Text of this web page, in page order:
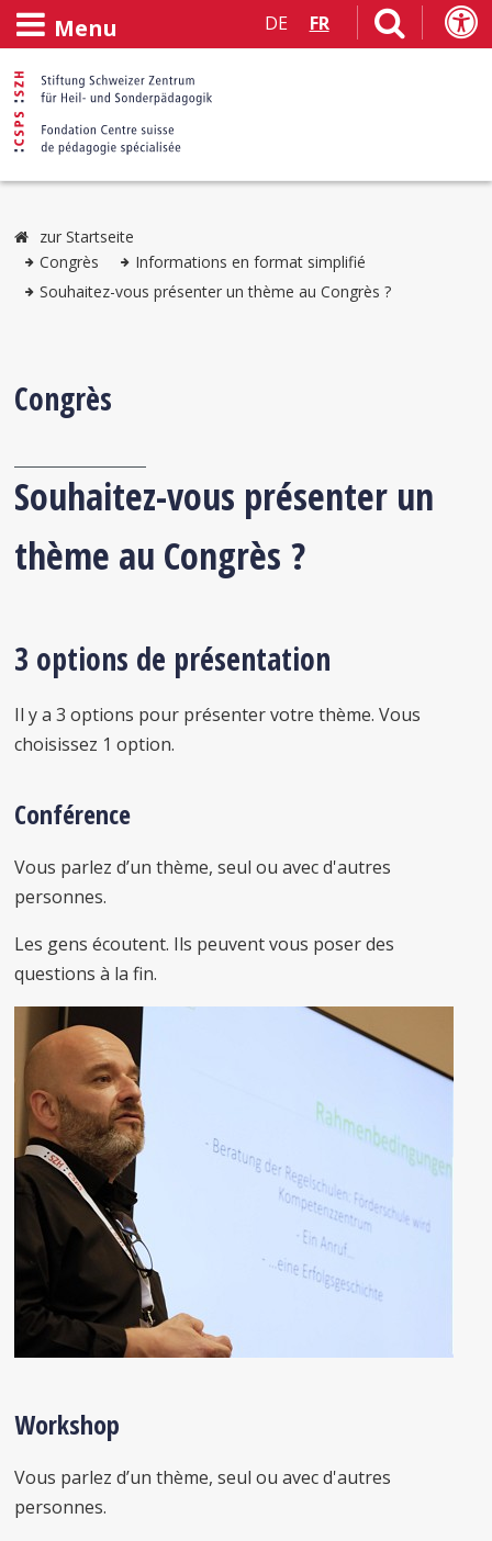
Menu DE FR
zur Startseite
Congrès
Informations en format simplifié
Souhaitez-vous présenter un thème au Congrès ?
Congrès
Souhaitez-vous présenter un
thème au Congrès ?
3 options de présentation
Il y a 3 options pour présenter votre thème. Vous
choisissez 1 option.
Conférence
Vous parlez d’un thème, seul ou avec d'autres
personnes.
Les gens écoutent. Ils peuvent vous poser des
questions à la fin.
Workshop
Vous parlez d’un thème, seul ou avec d'autres
personnes.